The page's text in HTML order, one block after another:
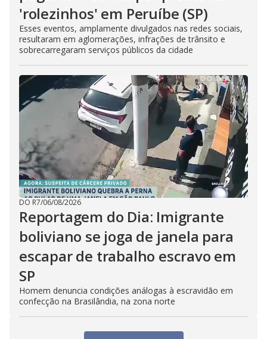
'rolezinhos' em Peruíbe (SP)
Esses eventos, amplamente divulgados nas redes sociais,
resultaram em aglomerações, infrações de trânsito e
sobrecarregaram serviços públicos da cidade
DO R7/06/08/2026
Reportagem do Dia: Imigrante
boliviano se joga de janela para
escapar de trabalho escravo em
SP
Homem denuncia condições análogas à escravidão em
confecção na Brasilândia, na zona norte